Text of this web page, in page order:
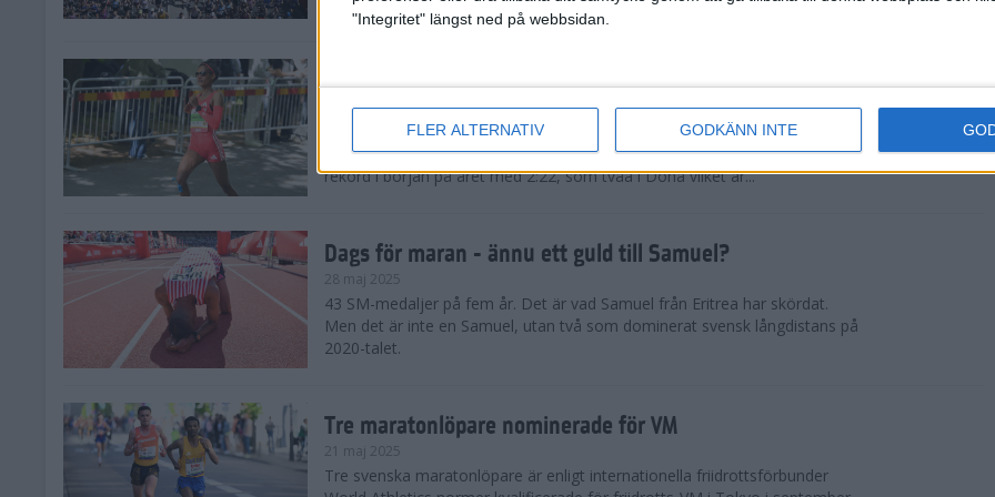
"Integritet" längst ned på webbsidan.
FLER ALTERNATIV GODKÄNN INTE
damklassen.
Dags för maran - Etiopien åter favorit
28 maj 2025
De tre största favoriterna kommer från nationen som fortsätter lansera
den ena löparstjärnan efter den andra. Muluhabt Tsega slog personligt
rekord i början på året med 2:22, som tvåa i Doha vilket är...
Dags för maran - ännu ett guld till Samuel?
28 maj 2025
43 SM-medaljer på fem år. Det är vad Samuel från Eritrea har skördat.
Men det är inte en Samuel, utan två som dominerat svensk långdistans på
2020-talet.
Tre maratonlöpare nominerade för VM
21 maj 2025
Tre svenska maratonlöpare är enligt internationella friidrottsförbunder